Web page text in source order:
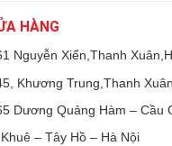
HÀNG
Nguyễn Xiển,Thanh
Khương Trung,Thanh
Dương Quảng Hàm – Cầu
– Tây Hồ – Hà Nội